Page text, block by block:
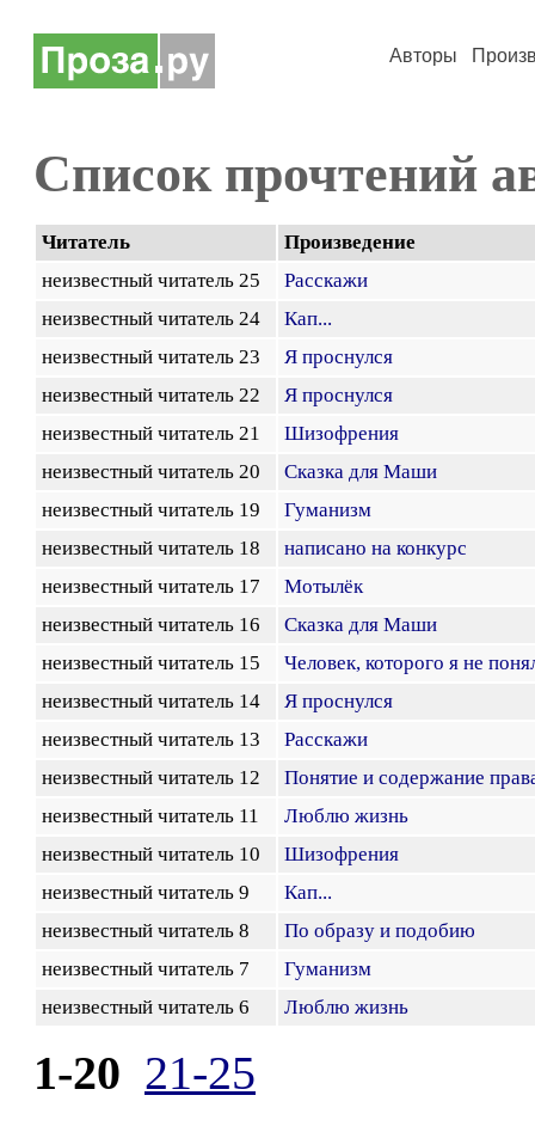
Авторы
Список прочтений
Читатель
Произведение
неизвестный читатель 25
Расскажи
неизвестный читатель 24
Кап...
неизвестный читатель 23
Я проснулся
неизвестный читатель 22
Я проснулся
неизвестный читатель 21
Шизофрения
неизвестный читатель 20
Сказка для Маши
неизвестный читатель 19
Гуманизм
неизвестный читатель 18
написано на конкурс
неизвестный читатель 17
Мотылёк
неизвестный читатель 16
Сказка для Маши
неизвестный читатель 15
Человек, которого я не
неизвестный читатель 14
Я проснулся
неизвестный читатель 13
Расскажи
неизвестный читатель 12
Понятие и содержание
неизвестный читатель 11
Люблю жизнь
неизвестный читатель 10
Шизофрения
неизвестный читатель 9
Кап...
неизвестный читатель 8
По образу и подобию
неизвестный читатель 7
Гуманизм
неизвестный читатель 6
Люблю жизнь
1-20 21-25